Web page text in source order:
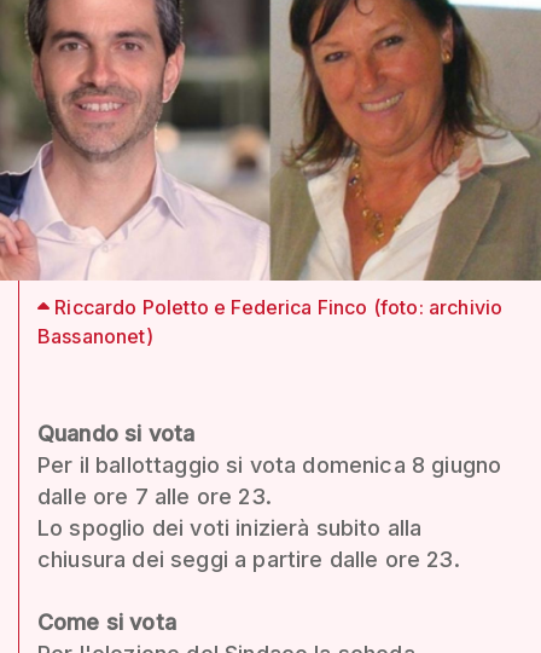
Riccardo Poletto e Federica Finco (foto: archivio
Bassanonet)
Quando si vota
Per il ballottaggio si vota domenica 8 giugno
dalle ore 7 alle ore 23.
Lo spoglio dei voti inizierà subito alla
chiusura dei seggi a partire dalle ore 23.
Come si vota